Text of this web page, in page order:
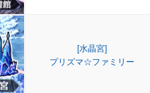
[水晶宮]
プリズマ☆ファミリー